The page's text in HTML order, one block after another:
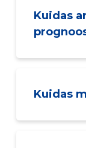
Kuidas
Kuidas